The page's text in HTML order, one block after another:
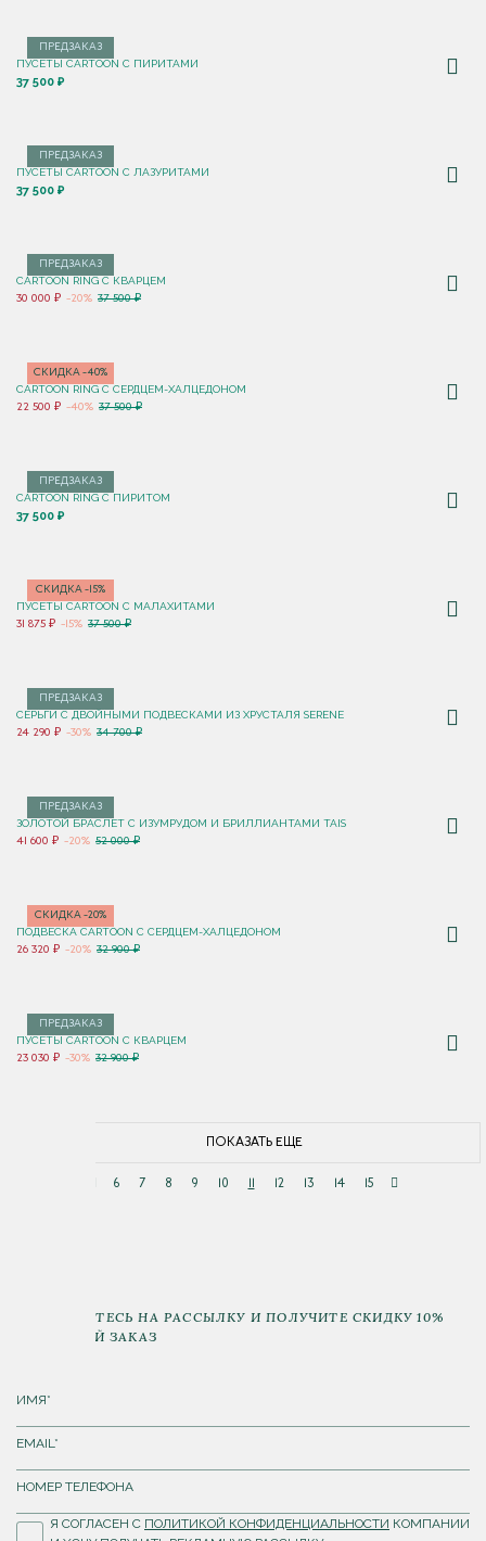
ПРЕДЗАКАЗ
ПУСЕТЫ CARTOON C ПИРИТАМИ
37 500 ₽
ПРЕДЗАКАЗ
ПУСЕТЫ CARTOON C ЛАЗУРИТАМИ
37 500 ₽
ПРЕДЗАКАЗ
CARTOON RING С КВАРЦЕМ
30 000 ₽ -20% 37 500 ₽
СКИДКА -40%
CARTOON RING С СЕРДЦЕМ-ХАЛЦЕДОНОМ
22 500 ₽ -40% 37 500 ₽
ПРЕДЗАКАЗ
CARTOON RING С ПИРИТОМ
37 500 ₽
СКИДКА -15%
ПУСЕТЫ CARTOON С МАЛАХИТАМИ
31 875 ₽ -15% 37 500 ₽
ПРЕДЗАКАЗ
СЕРЬГИ С ДВОЙНЫМИ ПОДВЕСКАМИ ИЗ ХРУСТАЛЯ SERENE
24 290 ₽ -30% 34 700 ₽
ПРЕДЗАКАЗ
ЗОЛОТОЙ БРАСЛЕТ С ИЗУМРУДОМ И БРИЛЛИАНТАМИ TAIS
41 600 ₽ -20% 52 000 ₽
СКИДКА -20%
ПОДВЕСКА CARTOON C СЕРДЦЕМ-ХАЛЦЕДОНОМ
26 320 ₽ -20% 32 900 ₽
ПРЕДЗАКАЗ
ПУСЕТЫ CARTOON С КВАРЦЕМ
23 030 ₽ -30% 32 900 ₽
ПОКАЗАТЬ ЕЩЕ
6 7 8 9 10 12 13 14 15
ПОДПИШИТЕСЬ НА РАССЫЛКУ И ПОЛУЧИТЕ СКИДКУ 10%
НА ПЕРВЫЙ ЗАКАЗ
Я СОГЛАСЕН С ПОЛИТИКОЙ КОНФИДЕНЦИАЛЬНОСТИ КОМПАНИИ